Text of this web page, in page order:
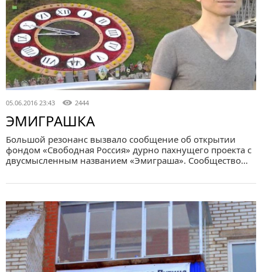
05.06.2016 23:43 2444
ЭМИГРАШКА
Большой резонанс вызвало сообщение об открытии
фондом «Свободная Россия» дурно пахнущего проекта с
двусмысленным названием «Эмиграша». Сообщество…